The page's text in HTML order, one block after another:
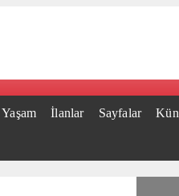
Yaşam İlanlar Sayfalar